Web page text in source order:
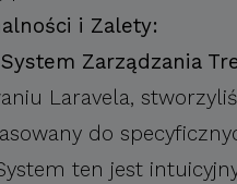
i Zalety:
Zarządzania
Laravela,
do
ten jest